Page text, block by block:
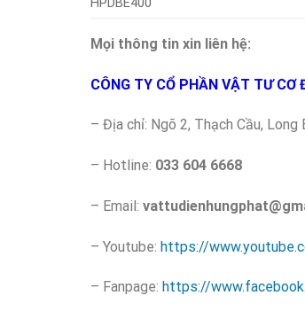
Mọi thông tin xin liên hệ:
CÔNG TY CỔ PHẦN VẬT TƯ CƠ
– Địa chỉ: Ngõ 2, Thạch Cầu, Long
– Hotline: 033 604 6668
– Email:
– Youtube: https://
– Fanpage: https://